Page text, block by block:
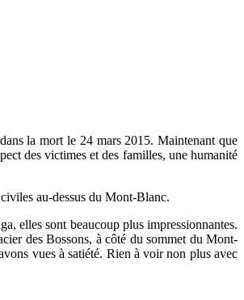
la mort le 24 mars 2015. Maintenant que
des victimes et des familles, une humanité
au-dessus du Mont-Blanc.
elles sont beaucoup plus impressionnantes.
des Bossons, à côté du sommet du Mont-
vues à satiété. Rien à voir non plus avec